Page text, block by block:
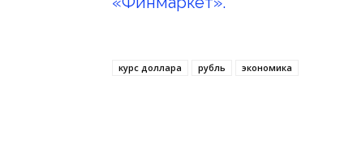
курс доллара рубль экономика